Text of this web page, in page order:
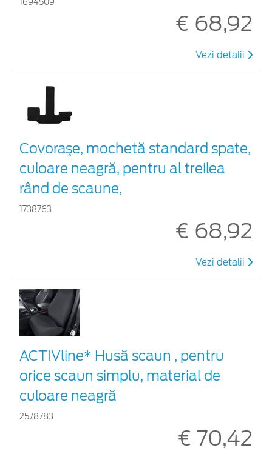
1694509
€ 68,92
Vezi detalii
Covoraşe, mochetă standard spate,
culoare neagră, pentru al treilea
rând de scaune,
1738763
€ 68,92
Vezi detalii
ACTIVline* Husă scaun , pentru
orice scaun simplu, material de
culoare neagră
2578783
€ 70,42